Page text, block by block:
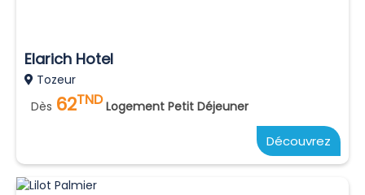
Elarich Hotel
Tozeur
Dès 62TND Logement Petit Déjeuner
Découvrez